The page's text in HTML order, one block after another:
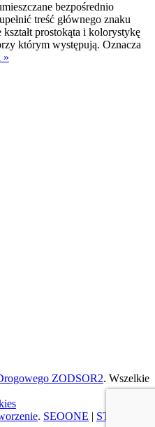
bezpośrednio
treść głównego znaku
prostokąta i kolorystykę
którym występują. Oznacza
»
ZODSOR2. Wszelkie
. SEOONE | STUDIO